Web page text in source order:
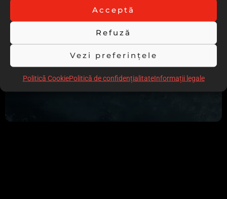
Acceptă
Refuză
Vezi preferințele
Politică CookiePolitică de confidențialitateInformații legale